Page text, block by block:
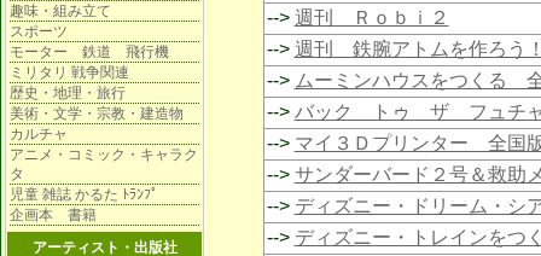
趣味・組み立て
スポーツ
モーター 鉄道 飛行機
ミリタリ 戦争関連
歴史・地理・旅行
美術・文学・宗教・建造物
カルチャ
アニメ・コミック・キャラク
タ
児童 雑誌 かるた ﾄﾗﾝﾌﾟ
企画本 書籍
アーティスト・出版社
--> 週刊 Ｒｏｂｉ２
--> 週刊 鉄腕アトムを作ろう
--> ムーミンハウスをつくる
--> バック トゥ ザ フュチ
--> マイ３Ｄプリンター 全国
--> サンダーバード２号＆救助
--> ディズニー・ドリーム・シ
--> ディズニー・トレインをつ